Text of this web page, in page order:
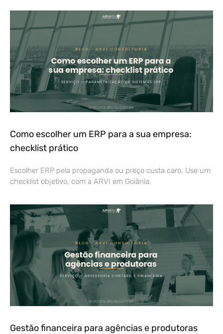
Como escolher um ERP para a sua empresa:
checklist prático
Escolher ERP pela propaganda ou preço custa caro. Use um
checklist objetivo, com a ARVI em Goiânia.
Gestão financeira para agências e produtoras